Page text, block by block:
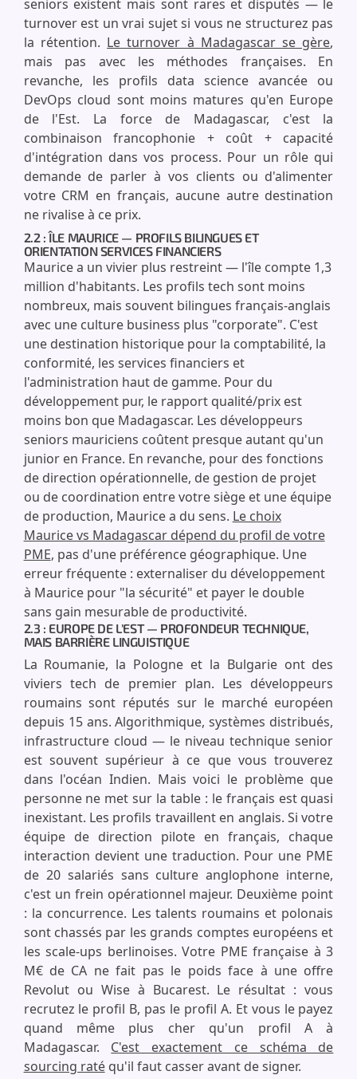
seniors existent mais sont rares et disputés — le
turnover est un vrai sujet si vous ne structurez pas
la rétention. Le turnover à Madagascar se gère,
mais pas avec les méthodes françaises. En
revanche, les profils data science avancée ou
DevOps cloud sont moins matures qu'en Europe
de l'Est. La force de Madagascar, c'est la
combinaison francophonie + coût + capacité
d'intégration dans vos process. Pour un rôle qui
demande de parler à vos clients ou d'alimenter
votre CRM en français, aucune autre destination
ne rivalise à ce prix.
2.2 : ÎLE MAURICE — PROFILS BILINGUES ET
ORIENTATION SERVICES FINANCIERS
Maurice a un vivier plus restreint — l'île compte 1,3
million d'habitants. Les profils tech sont moins
nombreux, mais souvent bilingues français-anglais
avec une culture business plus "corporate". C'est
une destination historique pour la comptabilité, la
conformité, les services financiers et
l'administration haut de gamme. Pour du
développement pur, le rapport qualité/prix est
moins bon que Madagascar. Les développeurs
seniors mauriciens coûtent presque autant qu'un
junior en France. En revanche, pour des fonctions
de direction opérationnelle, de gestion de projet
ou de coordination entre votre siège et une équipe
de production, Maurice a du sens. Le choix
Maurice vs Madagascar dépend du profil de votre
PME, pas d'une préférence géographique. Une
erreur fréquente : externaliser du développement
à Maurice pour "la sécurité" et payer le double
sans gain mesurable de productivité.
2.3 : EUROPE DE L'EST — PROFONDEUR TECHNIQUE,
MAIS BARRIÈRE LINGUISTIQUE
La Roumanie, la Pologne et la Bulgarie ont des
viviers tech de premier plan. Les développeurs
roumains sont réputés sur le marché européen
depuis 15 ans. Algorithmique, systèmes distribués,
infrastructure cloud — le niveau technique senior
est souvent supérieur à ce que vous trouverez
dans l'océan Indien. Mais voici le problème que
personne ne met sur la table : le français est quasi
inexistant. Les profils travaillent en anglais. Si votre
équipe de direction pilote en français, chaque
interaction devient une traduction. Pour une PME
de 20 salariés sans culture anglophone interne,
c'est un frein opérationnel majeur. Deuxième point
: la concurrence. Les talents roumains et polonais
sont chassés par les grands comptes européens et
les scale-ups berlinoises. Votre PME française à 3
M€ de CA ne fait pas le poids face à une offre
Revolut ou Wise à Bucarest. Le résultat : vous
recrutez le profil B, pas le profil A. Et vous le payez
quand même plus cher qu'un profil A à
Madagascar. C'est exactement ce schéma de
sourcing ratéqu'il faut casser avant de signer.